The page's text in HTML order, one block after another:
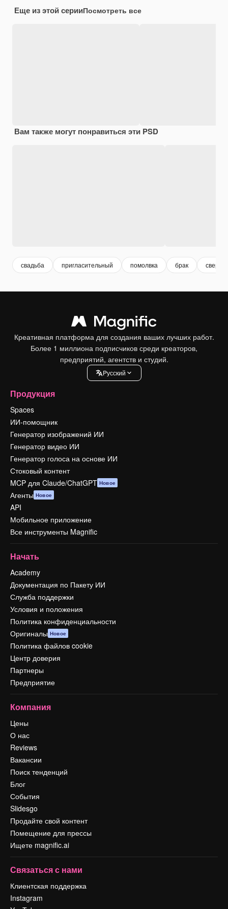
Еще из этой серииПосмотреть все
Вам также могут понравиться эти PSD
свадьба пригласительный помолвка брак сверху
Креативная платформа для создания ваших лучших работ.
Более 1 миллиона подписчиков среди креаторов,
предприятий, агентств и студий.
Pусский
Продукция
Spaces
ИИ-помощник
Генератор изображений ИИ
Генератор видео ИИ
Генератор голоса на основе ИИ
Стоковый контент
MCP для Claude/ChatGPT Новое
Агенты Новое
API
Мобильное приложение
Все инструменты Magnific
Начать
Academy
Документация по Пакету ИИ
Служба поддержки
Условия и положения
Политика конфиденциальности
Оригиналы Новое
Политика файлов cookie
Центр доверия
Партнеры
Предприятие
Компания
Цены
О нас
Reviews
Вакансии
Поиск тенденций
Блог
События
Slidesgo
Продайте свой контент
Помещение для прессы
Ищете magnific.ai
Связаться с нами
Клиентская поддержка
Instagram